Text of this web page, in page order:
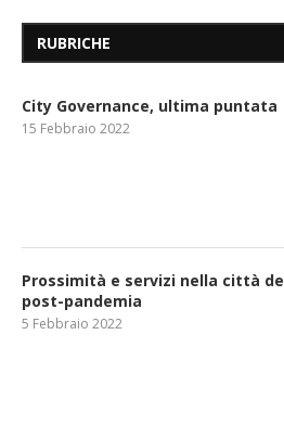
RUBRICHE
City Governance, ultima puntata
15 Febbraio 2022
Prossimità e servizi nella città
post-pandemia
5 Febbraio 2022